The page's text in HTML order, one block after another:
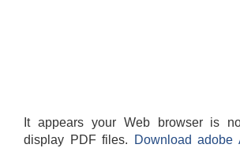
It appears your Web browser is
display PDF files.
Download